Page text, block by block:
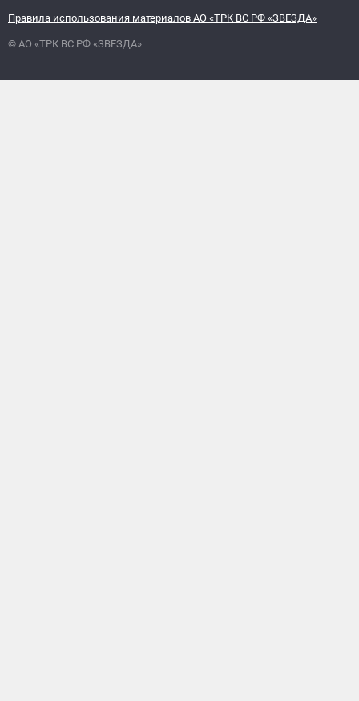
Правила использования материалов АО «ТРК ВС РФ «ЗВЕЗДА»
© АО «ТРК ВС РФ «ЗВЕЗДА»